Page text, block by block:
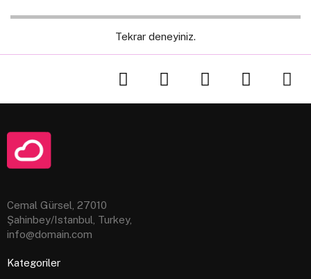
Tekrar deneyiniz.
Cemal Gürsel, 27010
Şahinbey/Istanbul, Turkey,
info@domain.com
Kategoriler